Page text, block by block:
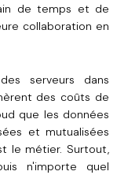
de temps et de
collaboration en
serveurs dans
des coûts de
que les données
et mutualisées
le métier. Surtout,
n'importe quel